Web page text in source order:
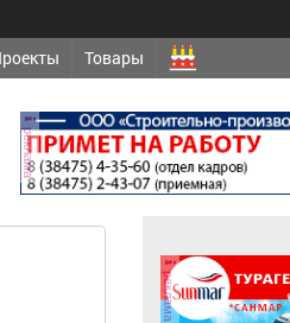
Товары
реклама
реклама